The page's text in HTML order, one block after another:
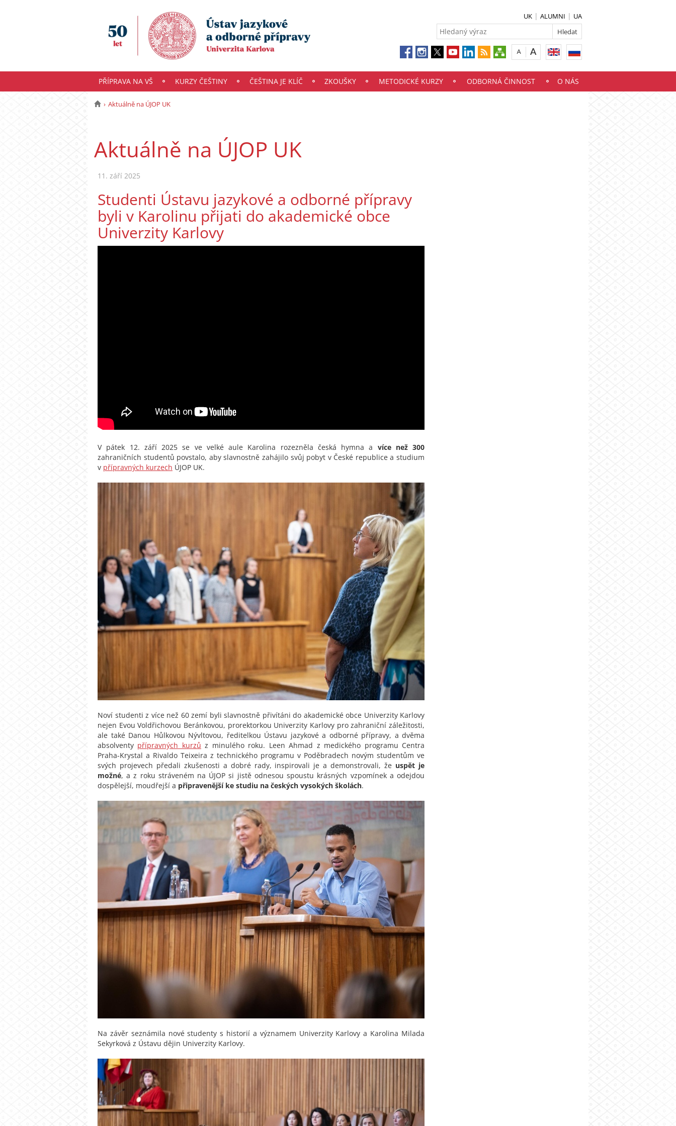
UK ALUMNI UA
PŘÍPRAVA NA VŠ KURZY ČEŠTINY ČEŠTINA JE KLÍČ ZKOUŠKY METODICKÉ KURZY ODBORNÁ ČINNOST O NÁS
Aktuálně na ÚJOP UK
Aktuálně na ÚJOP UK
11. září 2025
Studenti Ústavu jazykové a odborné přípravy
byli v Karolinu přijati do akademické obce
Univerzity Karlovy
V pátek 12. září 2025 se ve velké aule Karolina rozezněla česká hymna a více než 300
zahraničních studentů povstalo, aby slavnostně zahájilo svůj pobyt v České republice a studium
v přípravných kurzech ÚJOP UK.
Noví studenti z více než 60 zemí byli slavnostně přivítáni do akademické obce Univerzity Karlovy
nejen Evou Voldřichovou Beránkovou, prorektorkou Univerzity Karlovy pro zahraniční záležitosti,
ale také Danou Hůlkovou Nývltovou, ředitelkou Ústavu jazykové a odborné přípravy, a dvěma
absolventy přípravných kurzů z minulého roku. Leen Ahmad z medického programu Centra
Praha-Krystal a Rivaldo Teixeira z technického programu v Poděbradech novým studentům ve
svých projevech předali zkušenosti a dobré rady, inspirovali je a demonstrovali, že uspět je
možné, a z roku stráveném na ÚJOP si jistě odnesou spoustu krásných vzpomínek a odejdou
dospělejší, moudřejší a připravenější ke studiu na českých vysokých školách.
Na závěr seznámila nové studenty s historií a významem Univerzity Karlovy a Karolina Milada
Sekyrková z Ústavu dějin Univerzity Karlovy.